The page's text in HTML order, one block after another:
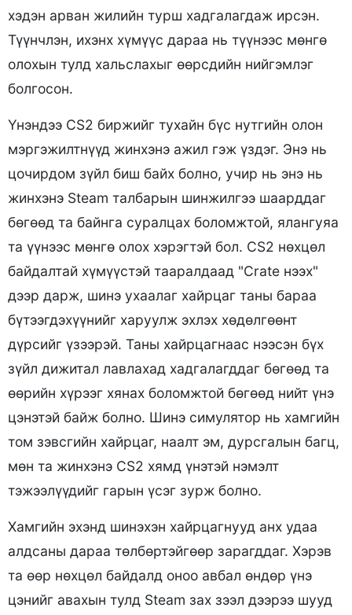
хэдэн арван жилийн турш хадгалагдаж ирсэн.
Түүнчлэн, ихэнх хүмүүс дараа нь түүнээс мөнгө
олохын тулд хальслахыг өөрсдийн нийгэмлэг
болгосон.
Үнэндээ CS2 биржийг тухайн бүс нутгийн олон
мэргэжилтнүүд жинхэнэ ажил гэж үздэг. Энэ нь
цочирдом зүйл биш байх болно, учир нь энэ нь
жинхэнэ Steam талбарын шинжилгээ шаарддаг
бөгөөд та байнга суралцах боломжтой, ялангуяа
та үүнээс мөнгө олох хэрэгтэй бол. CS2 нөхцөл
байдалтай хүмүүстэй тааралдаад "Crate нээх"
дээр дарж, шинэ ухаалаг хайрцаг таны бараа
бүтээгдэхүүнийг харуулж эхлэх хөдөлгөөнт
дүрсийг үзээрэй. Таны хайрцагнаас нээсэн бүх
зүйл дижитал лавлахад хадгалагддаг бөгөөд та
өөрийн хүрээг хянах боломжтой бөгөөд нийт үнэ
цэнэтэй байж болно. Шинэ симулятор нь хамгийн
том зэвсгийн хайрцаг, наалт эм, дурсгалын багц,
мөн та жинхэнэ CS2 хямд үнэтэй нэмэлт
тэжээлүүдийг гарын үсэг зурж болно.
Хамгийн эхэнд шинэхэн хайрцагнууд анх удаа
алдсаны дараа төлбөртэйгөөр зарагддаг. Хэрэв
та өөр нөхцөл байдалд оноо авбал өндөр үнэ
цэнийг авахын тулд Steam зах зээл дээрээ шууд